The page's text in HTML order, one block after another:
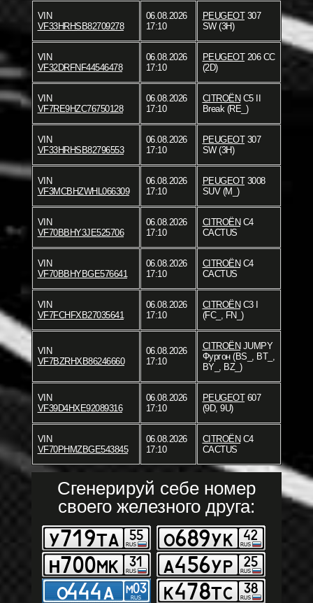
VIN
VF33HRHSB82709278
06.08.2026
17:10
PEUGEOT307
SW (3H)
VIN
VF32DRFNF44546478
06.08.2026
17:10
PEUGEOT206 CC
(2D)
VIN
VF7RE9HZC76750128
06.08.2026
17:10
CITROËN C5 II
Break (RE_)
VIN
VF33HRHSB82796553
06.08.2026
17:10
PEUGEOT307
SW (3H)
VIN
VF3MCBHZWHL066309
06.08.2026
17:10
PEUGEOT3008
SUV (M_)
VIN
VF70BBHY3JE525706
06.08.2026
17:10
CITROËN C4
CACTUS
VIN
VF70BBHYBGE576641
06.08.2026
17:10
CITROËN C4
CACTUS
VIN
VF7FCHFXB27035641
06.08.2026
17:10
CITROËN C3 I
(FC_, FN_)
VIN
VF7BZRHXB86246660
06.08.2026
17:10
CITROËN JUMPY
Фургон (BS_, BT_,
BY_, BZ_)
VIN
VF39D4HXE92089316
06.08.2026
17:10
PEUGEOT607
(9D, 9U)
VIN
VF70PHMZBGE543845
06.08.2026
17:10
CITROËN C4
CACTUS
Сгенерируй себе номер
своего железного друга: